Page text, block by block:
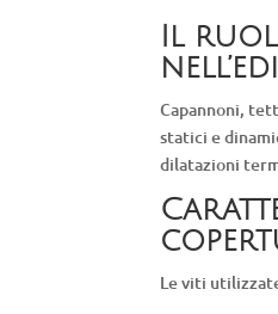
Il
Capannoni,
statici e
dilatazioni
Le viti